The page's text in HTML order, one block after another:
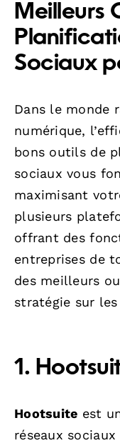
Meilleurs
Sociaux
Dans le monde
numérique,
bons outils de
sociaux vous
maximisant
plusieurs
offrant des
entreprises de
des meilleurs
stratégie sur
1.
Hootsuite est
réseaux